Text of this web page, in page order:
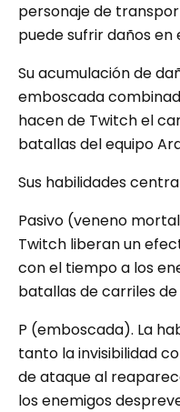
personaje de
puede sufrir daños
Su acumulación de
emboscada
hacen de Twitch el
batallas del equipo
Sus habilidades
Pasivo (veneno
Twitch liberan un
con el tiempo a los
batallas de carriles de
P (emboscada). La
tanto la invisibilidad
de ataque al
los enemigos